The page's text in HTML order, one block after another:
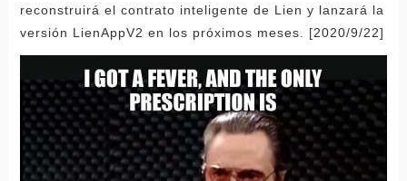
reconstruirá el contrato inteligente de Lien y lanzará la
versión LienAppV2 en los próximos meses. [2020/9/22]